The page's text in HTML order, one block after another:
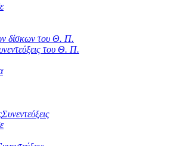
δίσκων του Θ. Π.
του Θ. Π.
Συνεντεύξεις